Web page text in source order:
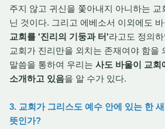
주지 않고 귀신을 쫓아내지 아니하는
닌 것이다. 그리고 에베소서 이외에도
교회를 '진리의 기둥과 터'라고도 정의
교회가 진리만을 외치는 존재여야 함을
말씀을 통하여 우리는 사도 바울이 교회
소개하고 있음을 알 수가 있다.
3. 교회가 그리스도 예수 안에 있는 한
뜻인가?